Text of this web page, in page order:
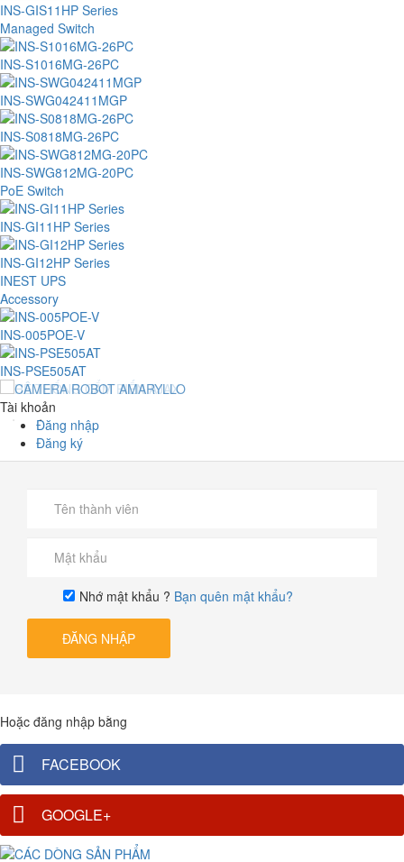
INS-GIS11HP Series
Managed Switch
INS-S1016MG-26PC
INS-SWG042411MGP
INS-S0818MG-26PC
INS-SWG812MG-20PC
PoE Switch
INS-GI11HP Series
INS-GI12HP Series
INEST UPS
Accessory
INS-005POE-V
INS-PSE505AT
Tài khoản
Đăng nhập
Đăng ký
Nhớ mật khẩu ? Bạn quên mật khẩu?
ĐĂNG NHẬP
Hoặc đăng nhập bằng
FACEBOOK
GOOGLE+